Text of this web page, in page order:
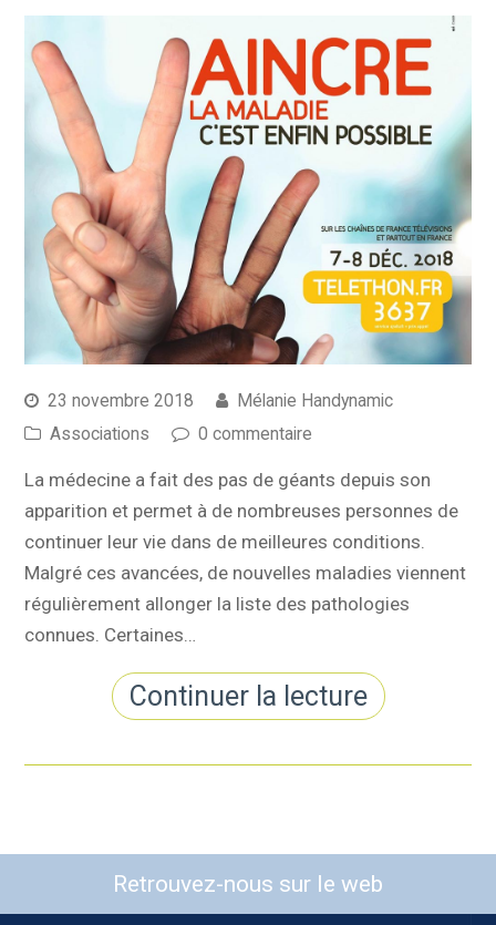
23 novembre 2018
Mélanie Handynamic
Associations
0 commentaire
La médecine a fait des pas de géants depuis son
apparition et permet à de nombreuses personnes de
continuer leur vie dans de meilleures conditions.
Malgré ces avancées, de nouvelles maladies viennent
régulièrement allonger la liste des pathologies
connues. Certaines…
Continuer la lecture
Retrouvez-nous sur le web